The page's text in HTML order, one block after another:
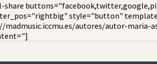
share
style="button"
autores/autor-maria-